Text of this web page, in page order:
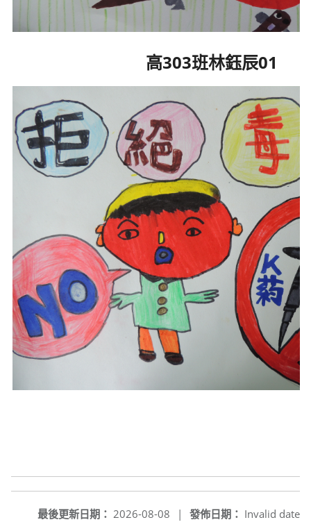
高303班林鈺辰01
發佈日期： Invalid date
最後更新日期： 2026-08-08
|